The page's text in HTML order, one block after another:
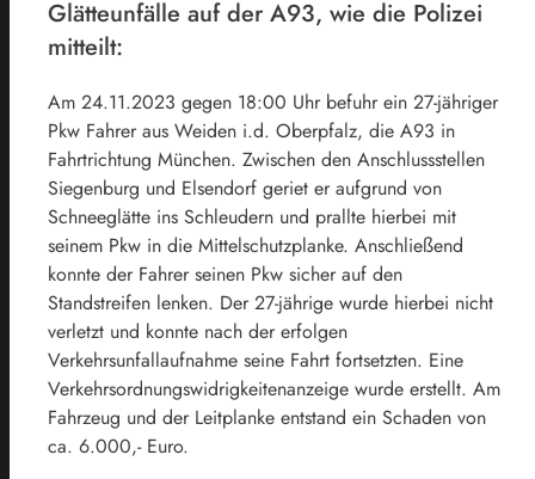
Glätteunfälle auf der A93, wie die Polizei
mitteilt:
Am 24.11.2023 gegen 18:00 Uhr befuhr ein 27-jähriger
Pkw Fahrer aus Weiden i.d. Oberpfalz, die A93 in
Fahrtrichtung München. Zwischen den Anschlussstellen
Siegenburg und Elsendorf geriet er aufgrund von
Schneeglätte ins Schleudern und prallte hierbei mit
seinem Pkw in die Mittelschutzplanke. Anschließend
konnte der Fahrer seinen Pkw sicher auf den
Standstreifen lenken. Der 27-jährige wurde hierbei nicht
verletzt und konnte nach der erfolgen
Verkehrsunfallaufnahme seine Fahrt fortsetzten. Eine
Verkehrsordnungswidrigkeitenanzeige wurde erstellt. Am
Fahrzeug und der Leitplanke entstand ein Schaden von
ca. 6.000,- Euro.